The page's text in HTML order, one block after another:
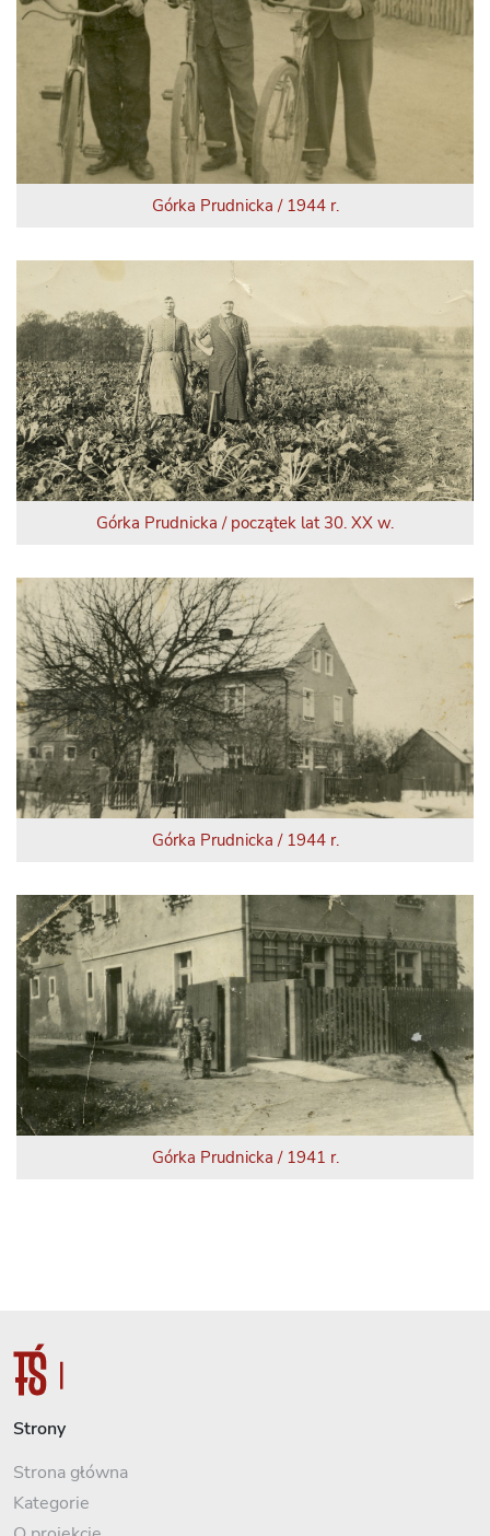
Górka Prudnicka / 1944 r.
Górka Prudnicka / początek lat 30. XX w.
Górka Prudnicka / 1944 r.
Górka Prudnicka / 1941 r.
Strony
Strona główna
Kategorie